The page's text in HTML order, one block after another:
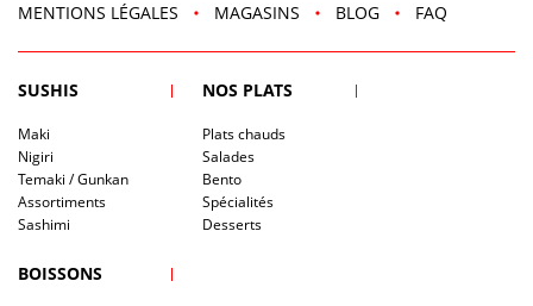
MENTIONS LÉGALES
MAGASINS BLOG FAQ
SUSHIS
Maki
Nigiri
Temaki / Gunkan
Assortiments
Sashimi
NOS PLATS
Plats chauds
Salades
Bento
Spécialités
Desserts
BOISSONS